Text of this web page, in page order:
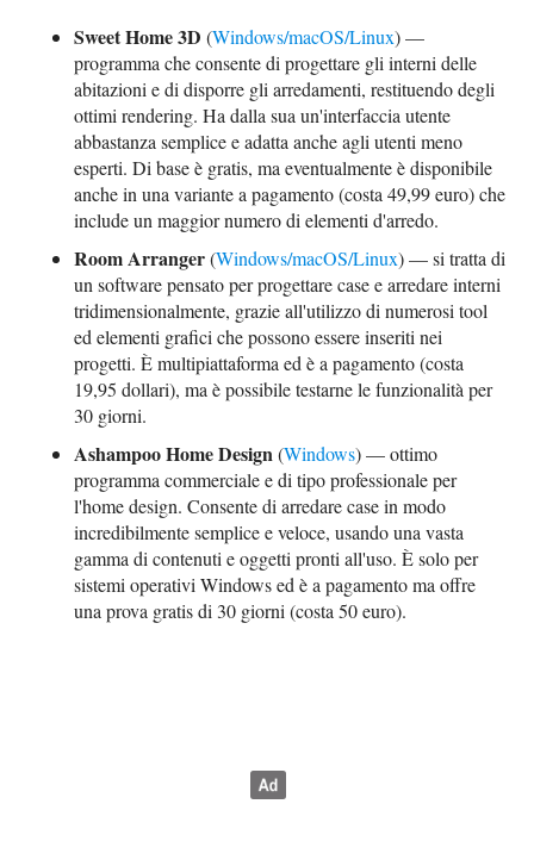
Sweet Home 3D (Windows/macOS/Linux) —
programma che consente di progettare gli interni delle
abitazioni e di disporre gli arredamenti, restituendo degli
ottimi rendering. Ha dalla sua un'interfaccia utente
abbastanza semplice e adatta anche agli utenti meno
esperti. Di base è gratis, ma eventualmente è disponibile
anche in una variante a pagamento (costa 49,99 euro) che
include un maggior numero di elementi d'arredo.
Room Arranger(Windows/macOS/Linux) — si tratta di
un software pensato per progettare case e arredare interni
tridimensionalmente, grazie all'utilizzo di numerosi tool
ed elementi grafici che possono essere inseriti nei
progetti. È multipiattaforma ed è a pagamento (costa
19,95 dollari), ma è possibile testarne le funzionalità per
30 giorni.
Ashampoo Home Design(Windows) — ottimo
programma commerciale e di tipo professionale per
l'home design. Consente di arredare case in modo
incredibilmente semplice e veloce, usando una vasta
gamma di contenuti e oggetti pronti all'uso. È solo per
sistemi operativi Windows ed è a pagamento ma offre
una prova gratis di 30 giorni (costa 50 euro).